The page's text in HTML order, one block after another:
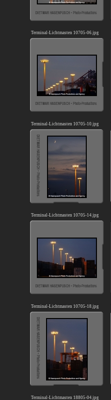
Terminal-Lichtmasten 10705-06.jpg
Terminal-Lichtmasten 10705-10.jpg
Terminal-Lichtmasten 10705-14.jpg
Terminal-Lichtmasten 10705-18.jpg
Terminal-Lichtmasten 18805-04.jpg